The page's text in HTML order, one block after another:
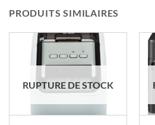
PRODUITS SIMILAIRES
RUPTURE DE STOCK